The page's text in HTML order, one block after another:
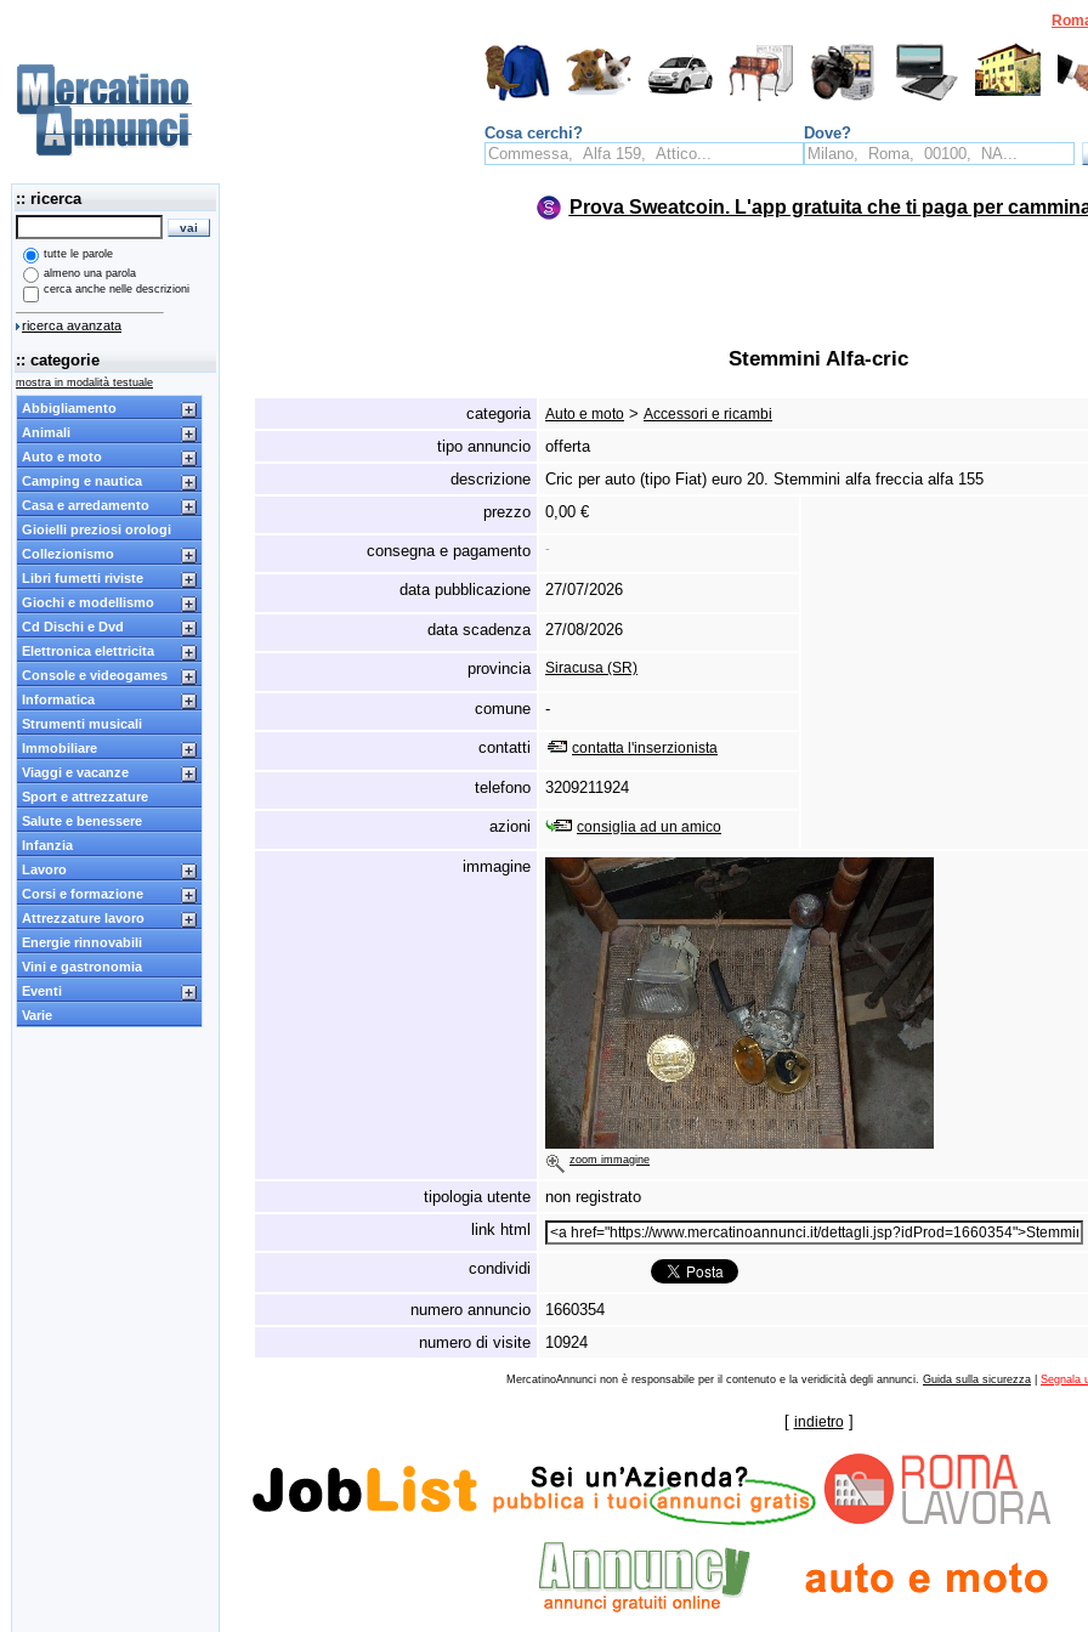
Cosa cerchi? Dove?
:: ricerca
tutte le parole
almeno una parola
cerca anche nelle descrizioni
ricerca avanzata
:: categorie
mostra in modalità testuale
Abbigliamento
Animali
Auto e moto
Camping e nautica
Casa e arredamento
Gioielli preziosi orologi
Collezionismo
Libri fumetti riviste
Giochi e modellismo
Cd Dischi e Dvd
Elettronica elettricita
Console e videogames
Informatica
Strumenti musicali
Immobiliare
Viaggi e vacanze
Sport e attrezzature
Salute e benessere
Infanzia
Lavoro
Corsi e formazione
Attrezzature lavoro
Energie rinnovabili
Vini e gastronomia
Eventi
Varie
Prova Sweatcoin. L'app gratuita che ti paga per
Stemmini Alfa-cric
categoria Auto e moto > Accessori e ricambi
tipo annuncio
offerta
descrizione
Cric per auto (tipo Fiat) euro 20. Stemmini alfa freccia alfa 155
prezzo
0,00 €
consegna e pagamento -
data pubblicazione 27/07/2026
data scadenza 27/08/2026
provincia Siracusa (SR)
comune -
contatti contatta l'inserzionista
telefono 3209211924
azioni consiglia ad un amico
immagine
zoom immagine
tipologia utente
non registrato
link html
condividi
numero annuncio
1660354
numero di visite
10924
MercatinoAnnunci non è responsabile per il contenuto e la veridicità degli annunci. Guida sulla sicurezza Segnala
[ indietro]